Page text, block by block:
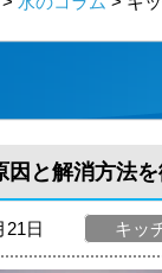
と解消方法
21日 キッ